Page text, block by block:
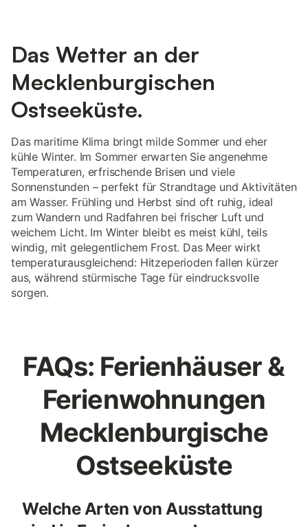
Das Wetter an der
Mecklenburgischen
Ostseeküste.
Das maritime Klima bringt milde Sommer und eher
kühle Winter. Im Sommer erwarten Sie angenehme
Temperaturen, erfrischende Brisen und viele
Sonnenstunden – perfekt für Strandtage und Aktivitäten
am Wasser. Frühling und Herbst sind oft ruhig, ideal
zum Wandern und Radfahren bei frischer Luft und
weichem Licht. Im Winter bleibt es meist kühl, teils
windig, mit gelegentlichem Frost. Das Meer wirkt
temperaturausgleichend: Hitzeperioden fallen kürzer
aus, während stürmische Tage für eindrucksvolle
sorgen.
FAQs: Ferienhäuser &
Ferienwohnungen
Mecklenburgische
Ostseeküste
Welche Arten von Ausstattung